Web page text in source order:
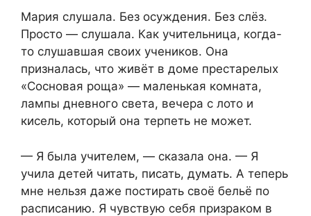
Мария слушала. Без осуждения. Без слёз.
Просто — слушала. Как учительница, когда-
то слушавшая своих учеников. Она
призналась, что живёт в доме престарелых
«Сосновая роща» — маленькая комната,
лампы дневного света, вечера с лото и
кисель, который она терпеть не может.
— Я была учителем, — сказала она. — Я
учила детей читать, писать, думать. А теперь
мне нельзя даже постирать своё бельё по
расписанию. Я чувствую себя призраком в